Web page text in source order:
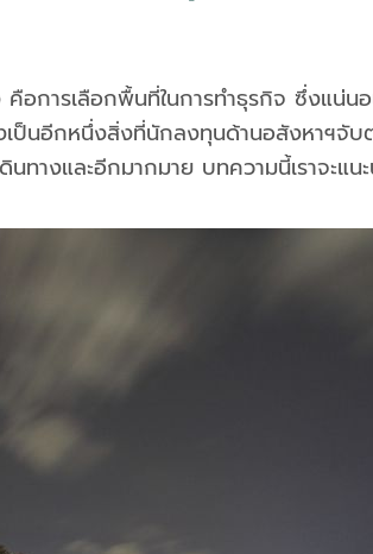
การเลือกพื้นที่ในการทำธุรกิจ ซึ่งแน่
ป็นอีกหนึ่งสิ่งที่นักลงทุนด้านอสังหาฯจับ
างและอีกมากมาย บทความนี้เราจะแน